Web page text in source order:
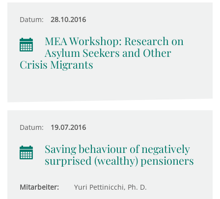
Datum: 28.10.2016
MEA Workshop: Research on
Asylum Seekers and Other
Crisis Migrants
Datum: 19.07.2016
Saving behaviour of negatively
surprised (wealthy) pensioners
Mitarbeiter: Yuri Pettinicchi, Ph. D.